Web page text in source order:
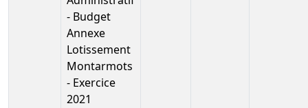
- Budget
Annexe
Lotissement
Montarmots
- Exercice
2021